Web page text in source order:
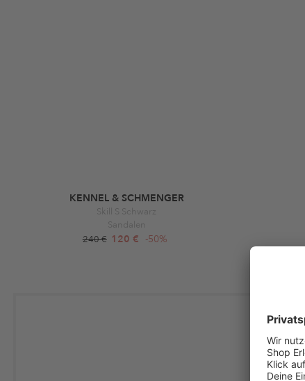
KENNEL & SCHMENGER
Skill S Schwarz
Sandalen
240 € 120 € -50%